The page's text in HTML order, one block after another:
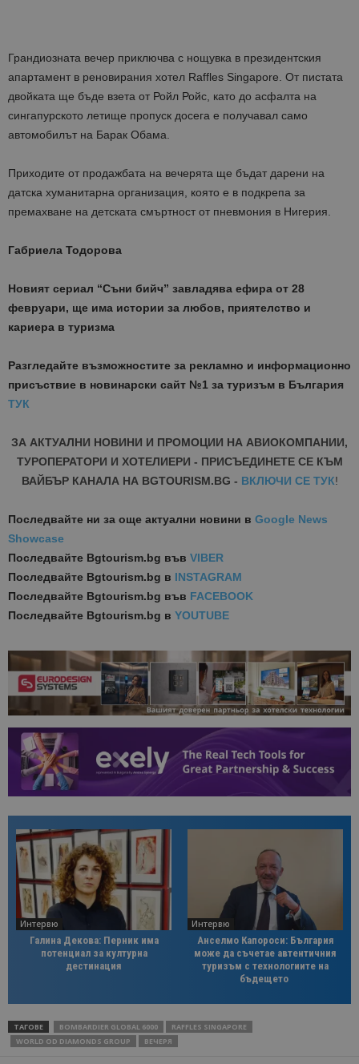
Грандиозната вечер приключва с нощувка в президентския
апартамент в реновирания хотел Raffles Singapore. От пистата
двойката ще бъде взета от Ройл Ройс, като до асфалта на
сингапурското летище пропуск досега е получавал само
автомобилът на Барак Обама.
Приходите от продажбата на вечерята ще бъдат дарени на
датска хуманитарна организация, която е в подкрепа за
премахване на детската смъртност от пневмония в Нигерия.
Габриела Тодорова
Новият сериал “Съни бийч” завладява ефира от 28
февруари, ще има истории за любов, приятелство и
кариера в туризма
Разгледайте възможностите за рекламно и информационно
присъствие в новинарски сайт №1 за туризъм в България
ТУК
ЗА АКТУАЛНИ НОВИНИ И ПРОМОЦИИ НА АВИОКОМПАНИИ,
ТУРОПЕРАТОРИ И ХОТЕЛИЕРИ - ПРИСЪЕДИНЕТЕ СЕ КЪМ
ВАЙБЪР КАНАЛА НА BGTOURISM.BG - ВКЛЮЧИ СЕ ТУК!
Последвайте ни за още актуални новини в Google News
Showcase
Последвайте Bgtourism.bg във VIBER
Последвайте Bgtourism.bg в INSTAGRAM
Последвайте Bgtourism.bg във FACEBOOK
Последвайте Bgtourism.bg в YOUTUBE
Интервю
Галина Декова: Перник има
потенциал за културна
дестинация
Интервю
Анселмо Капороси: България
може да съчетае автентичния
туризъм с технологиите на
бъдещето
ТАГОВЕ BOMBARDIER GLOBAL 6000
RAFFLES SINGAPORE
WORLD OD DIAMONDS GROUP
ВЕЧЕРЯ